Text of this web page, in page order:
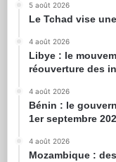
5 août 2026
Le Tchad vise
4 août 2026
Libye : le
réouverture des
4 août 2026
Bénin : le
1er septembre
4 août 2026
Mozambique :